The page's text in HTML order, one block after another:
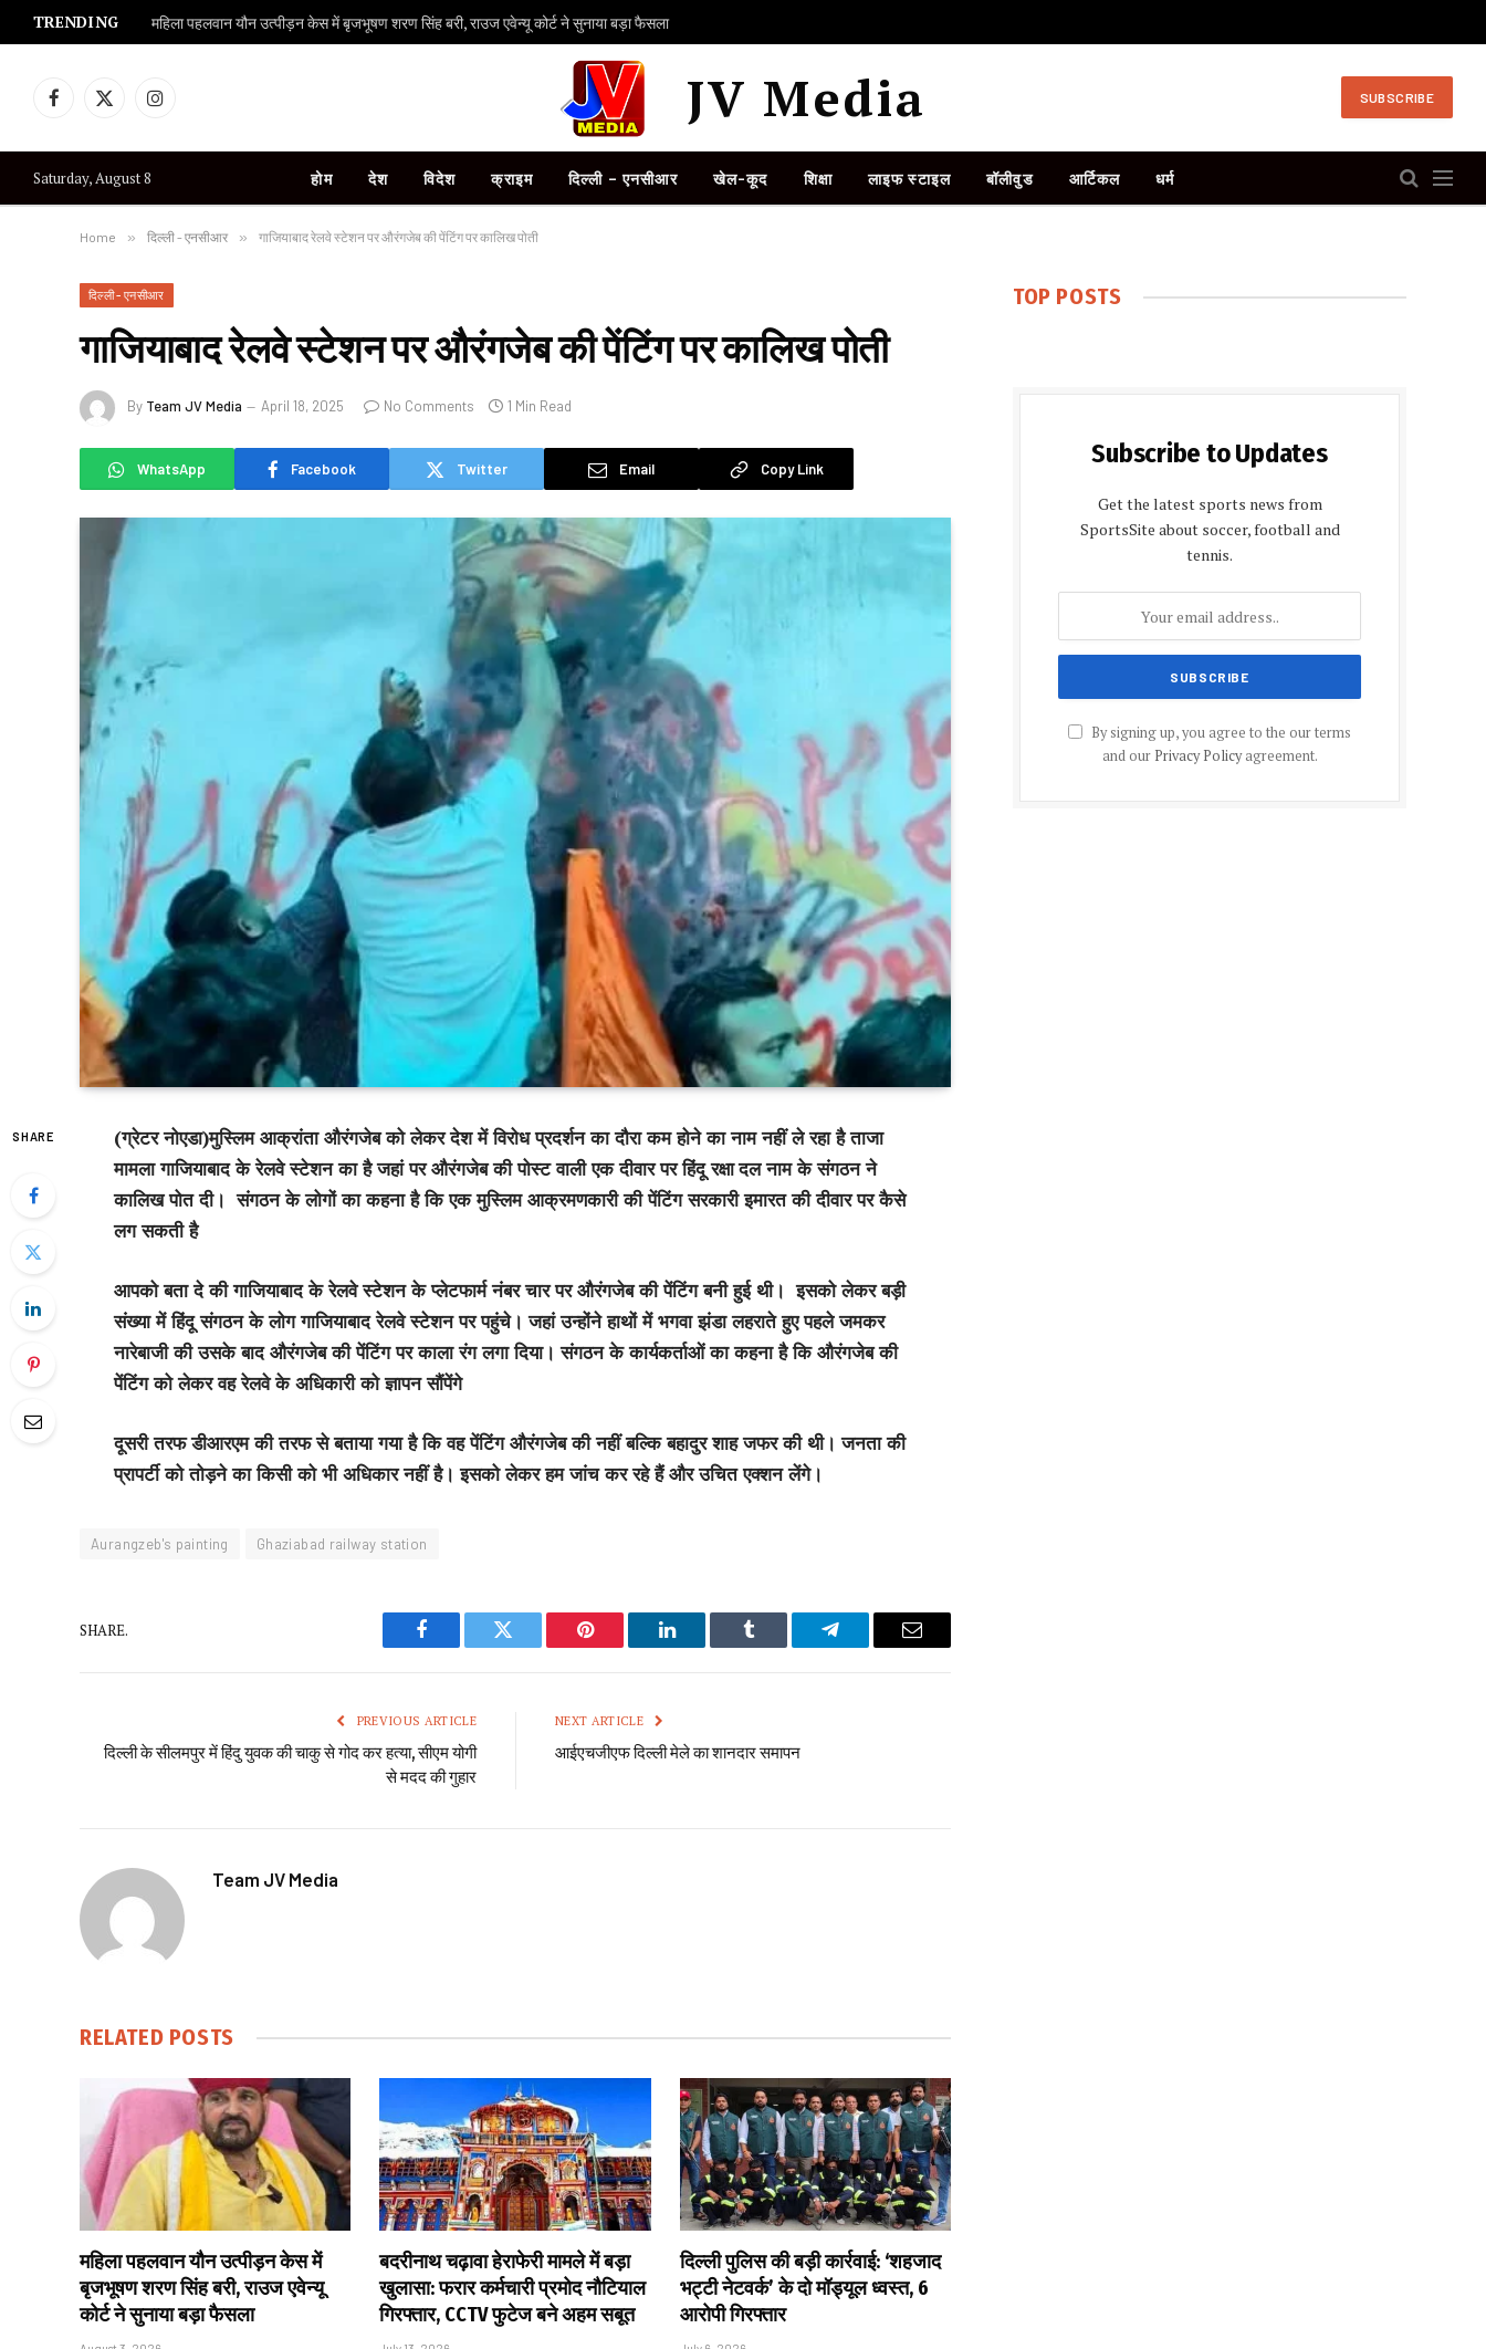
TRENDING महिला पहलवान यौन उत्पीड़न केस में बृजभूषण शरण सिंह बरी, राउज एवेन्यू कोर्ट ने सुनाया बड़ा फैसला
Facebook
X
Instagram JV Media SUBSCRIBE
Saturday, August 8 होम देश विदेश क्राइम दिल्ली – एनसीआर खेल-कूद शिक्षा लाइफ स्टाइल बॉलीवुड आर्टिकल धर्म
Home » दिल्ली - एनसीआर » गाजियाबाद रेलवे स्टेशन पर औरंगजेब की पेंटिंग पर कालिख पोती
दिल्ली - एनसीआर
गाजियाबाद रेलवे स्टेशन पर औरंगजेब की पेंटिंग पर कालिख पोती
By Team JV Media April 18, 2025 No Comments 1 Min Read
WhatsApp Facebook Twitter Email Copy Link
SHARE
(ग्रेटर नोएडा)मुस्लिम आक्रांता औरंगजेब को लेकर देश में विरोध प्रदर्शन का दौरा कम होने का नाम नहीं ले रहा है ताजा
मामला गाजियाबाद के रेलवे स्टेशन का है जहां पर औरंगजेब की पोस्ट वाली एक दीवार पर हिंदू रक्षादल नाम के संगठन ने
कालिख पोत दी। संगठन के लोगों का कहना है कि एक मुस्लिम आक्रमणकारी की पेंटिंग सरकारी इमारत की दीवार पर कैसे
लग सकती है
आपको बता दे की गाजियाबाद के रेलवे स्टेशन के प्लेटफार्म नंबर चार पर औरंगजेब की पेंटिंग बनी हुई थी। इसको लेकर बड़ी
संख्या में हिंदू संगठन के लोग गाजियाबाद रेलवे स्टेशन पर पहुंचे। जहां उन्होंने हाथों में भगवा झंडा लहराते हुए पहले जमकर
नारेबाजी की उसके बाद औरंगजेब की पेंटिंग पर काला रंग लगा दिया। संगठन के कार्यकर्ताओं का कहना है कि औरंगजेब की
पेंटिंग को लेकर वह रेलवे के अधिकारी को ज्ञापन सौंपेंगे
दूसरी तरफ डीआरएम की तरफ से बताया गया है कि वह पेंटिंग औरंगजेब की नहीं बल्कि बहादुर शाह जफर की थी। जनता की
प्रापर्टी को तोड़ने का किसी को भी अधिकार नहीं है। इसको लेकर हम जांच कर रहे हैं और उचित एक्शन लेंगे।
Aurangzeb's painting Ghaziabad railway station
SHARE.
Facebook Twitter Pinterest LinkedIn Tumblr Telegram Email
PREVIOUS ARTICLE
दिल्ली के सीलमपुर में हिंदु युवक की चाकु से गोद कर हत्या, सीएम योगी
से मदद की गुहार
NEXT ARTICLE
आईएचजीएफ दिल्ली मेले का शानदार समापन
Team JV Media
RELATED POSTS
महिला पहलवान यौन उत्पीड़न केस में
बृजभूषण शरण सिंह बरी, राउज एवेन्यू
कोर्ट ने सुनाया बड़ा फैसला
बदरीनाथ चढ़ावा हेराफेरी मामले में बड़ा
खुलासा: फरार कर्मचारी प्रमोद नौटियाल
गिरफ्तार, CCTV फुटेज बने अहम सबूत
दिल्ली पुलिस की बड़ी कार्रवाई: ‘शहजाद
भट्टी नेटवर्क’ के दो मॉड्यूल ध्वस्त, 6
आरोपी गिरफ्तार
TOP POSTS
Subscribe to Updates
Get the latest sports news from
SportsSite about soccer, football and
tennis.
By signing up, you agree to the our terms
and our Privacy Policyagreement.